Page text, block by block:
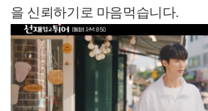
을 신뢰하기로 마음먹습니다.